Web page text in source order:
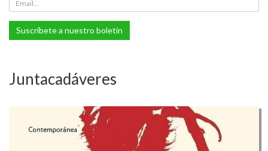
Suscríbete a nuestro boletín
Juntacadáveres